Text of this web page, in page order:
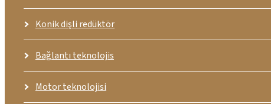
Konik dişli redüktör
Bağlantı teknolojis
Motor teknolojisi